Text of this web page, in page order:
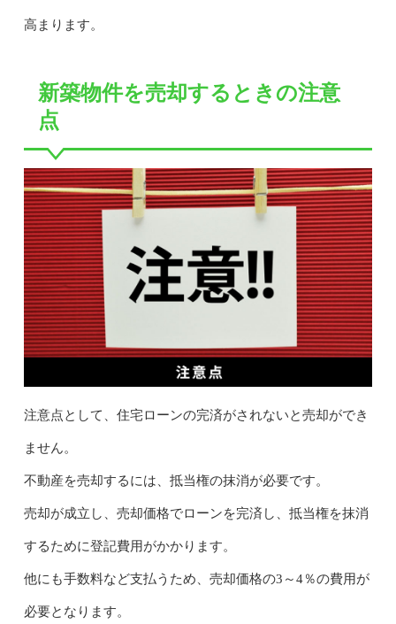
高まります。
新築物件を売却するときの注意
点
注意点として、住宅ローンの完済がされないと売却ができ
ません。
不動産を売却するには、抵当権の抹消が必要です。
売却が成立し、売却価格でローンを完済し、抵当権を抹消
するために登記費用がかかります。
他にも手数料など支払うため、売却価格の3～4％の費用が
必要となります。